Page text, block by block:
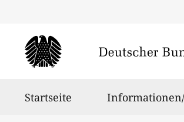
Startseite